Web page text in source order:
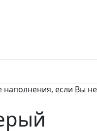
наполнения, если Вы